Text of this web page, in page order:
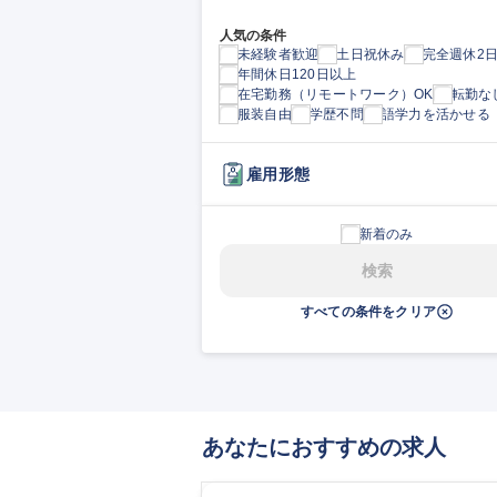
人気の条件
未経験者歓迎
土日祝休み
完全週休2
年間休日120日以上
在宅勤務（リモートワーク）OK
転勤な
服装自由
学歴不問 語学力を活かせる
雇用形態
新着のみ
検索
すべての条件をクリア
あなたにおすすめの求人